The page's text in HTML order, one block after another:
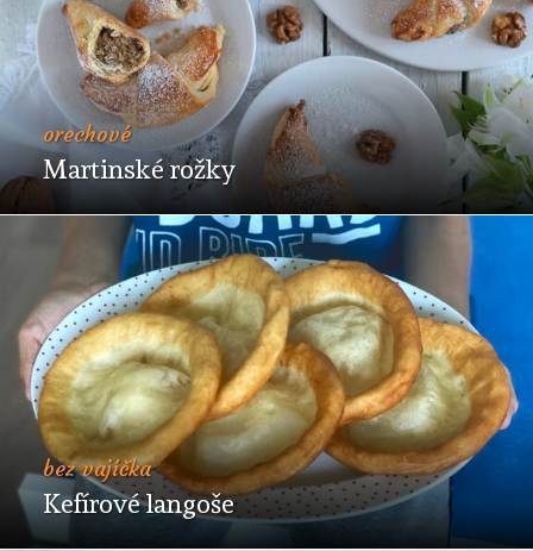
orechové
Martinské rožky
bez vajíčka
Kefírové langoše